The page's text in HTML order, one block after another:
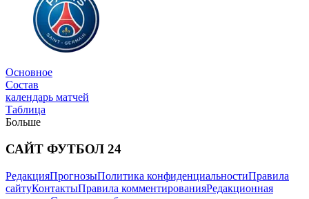
Трансферы
Новости
Основное
Состав
календарь матчей
Таблица
Больше
САЙТ ФУТБОЛ 24
РедакцияПрогнозыПолитика конфиденциальностиПравила
сайтуКонтактыПравила комментированияРедакционная